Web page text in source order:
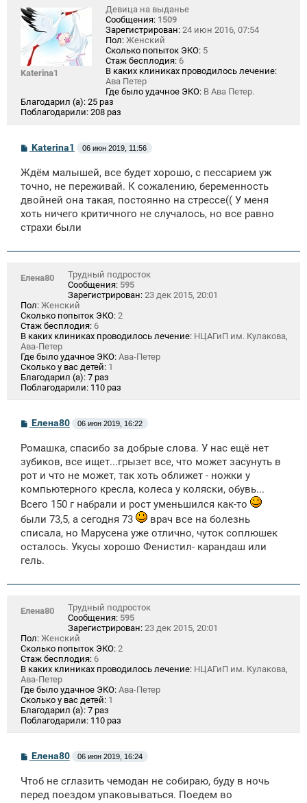
Katerina1
Девица на выданье
Сообщения: 1509
Зарегистрирован: 24 июн 2016, 07:54
Пол: Женский
Сколько попыток ЭКО: 5
Стаж бесплодия: 6
В каких клиниках проводилось лечение:
Ава Петер
Где было удачное ЭКО: В Ава Петер.
Благодарил (а): 25 раз
Поблагодарили: 208 раз
С
б
щ
н
и
Katerina1 06 июн 2019, 11:56
Ждём малышей, все будет хорошо, с пессарием уж
точно, не переживай. К сожалению, беременность
двойней она такая, постоянно на стрессе(( У меня
хоть ничего критичного не случалось, но все равно
страхи были
Елена80
Трудный подросток
Сообщения: 595
Зарегистрирован: 23 дек 2015, 20:01
Пол: Женский
Сколько попыток ЭКО: 2
Стаж бесплодия: 6
В каких клиниках проводилось лечение: НЦАГиП им. Кулакова,
Ава-Петер
Где было удачное ЭКО: Ава-Петер
Сколько у вас детей: 1
Благодарил (а): 7 раз
Поблагодарили: 110 раз
С
б
щ
е
н
и
Елена80 06 июн 2019, 16:22
Ромашка, спасибо за добрые слова. У нас ещё нет
зубиков, все ищет...грызет все, что может засунуть в
рот и что не может, так хоть оближет - ножки у
компьютерного кресла, колеса у коляски, обувь...
Всего 150 г набрали и рост уменьшился как-то
были 73,5, а сегодня 73
врач все на болезнь
списала, но Марусена уже отлично, чуток соплюшек
осталось. Укусы хорошо Фенистил- карандаш или
гель.
Елена80
Трудный подросток
Сообщения: 595
Зарегистрирован: 23 дек 2015, 20:01
Пол: Женский
Сколько попыток ЭКО: 2
Стаж бесплодия: 6
В каких клиниках проводилось лечение: НЦАГиП им. Кулакова,
Ава-Петер
Где было удачное ЭКО: Ава-Петер
Сколько у вас детей: 1
Благодарил (а): 7 раз
Поблагодарили: 110 раз
С
б
щ
Елена80 06 июн 2019, 16:24
Чтоб не сглазить чемодан не собираю, буду в ночь
перед поездом упаковываться. Поедем во